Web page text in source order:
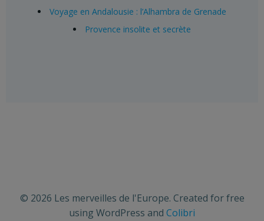
Voyage en Andalousie : l’Alhambra de Grenade
Provence insolite et secrète
© 2026 Les merveilles de l'Europe. Created for free
using WordPress and Colibri